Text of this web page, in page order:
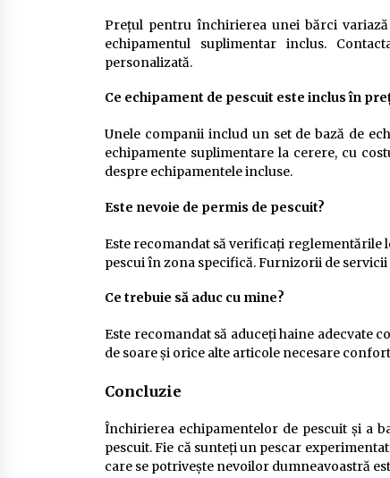
Prețul pentru închirierea unei bărci
echipamentul suplimentar inclus.
personalizată.
Ce echipament de pescuit este inclus în
Unele companii includ un set de bază de
echipamente suplimentare la cerere, cu
despre echipamentele incluse.
Este nevoie de permis de pescuit?
Este recomandat să verificați reglementările
pescui în zona specifică. Furnizorii de
Ce trebuie să aduc cu mine?
Este recomandat să aduceți haine adecvate
de soare și orice alte articole necesare
Concluzie
Închirierea echipamentelor de pescuit și a
pescuit. Fie că sunteți un pescar
care se potrivește nevoilor dumneavoastră